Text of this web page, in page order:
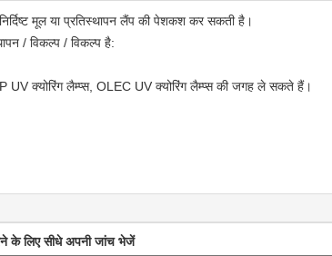
मूल या प्रतिस्थापन लैंप की पेशकश कर सकती है।
/ विकल्प / विकल्प है:
UV क्योरिंग लैम्प्स, OLEC UV क्योरिंग लैम्प्स की जगह ले सकते हैं।
के लिए सीधे अपनी जांच भेजें